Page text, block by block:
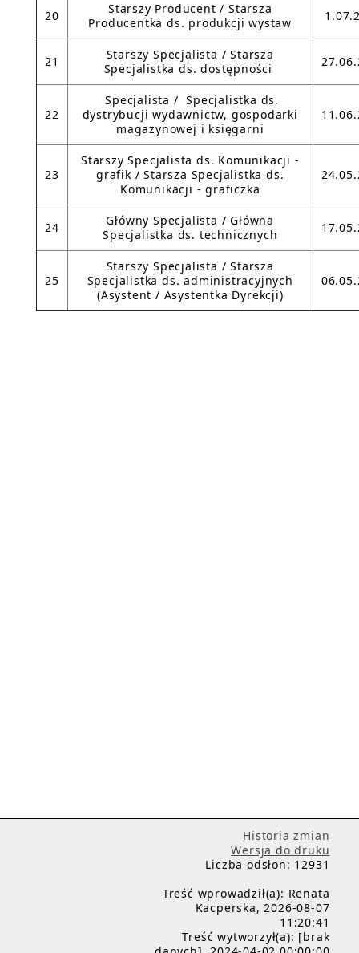
20
Starszy Producent / Starsza
Producentka ds. produkcji wystaw
21
Starszy Specjalista / Starsza
Specjalistka ds. dostępności
22
Specjalista / Specjalistka ds.
dystrybucji wydawnictw, gospodarki
magazynowej i księgarni
23
Starszy Specjalista ds. Komunikacji -
grafik / Starsza Specjalistka ds.
Komunikacji - graficzka
24
Główny Specjalista / Główna
Specjalistka ds. technicznych
25
Starszy Specjalista / Starsza
Specjalistka ds. administracyjnych
(Asystent / Asystentka Dyrekcji)
Historia zmian
Wersja do druku
Liczba odsłon: 12931
Treść wprowadził(a): Renata
Kacperska, 2026-08-07
11:20:41
Treść wytworzył(a): [brak